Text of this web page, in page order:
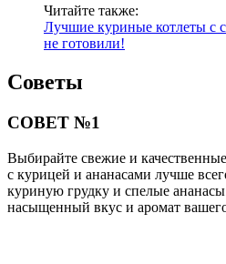
Читайте также:
Лучшие куриные котлеты с
не готовили!
Советы
СОВЕТ №1
Выбирайте свежие и
с курицей и ананасами лучше
куриную грудку и спелые
насыщенный вкус и аромат